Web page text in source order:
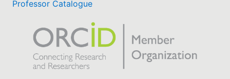
Professor Catalogue